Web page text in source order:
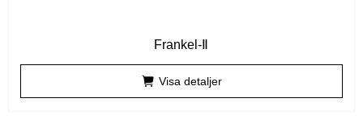
Frankel-Ⅱ
Visa detaljer